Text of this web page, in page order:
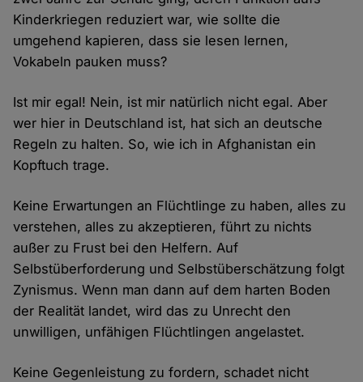
Kinderkriegen reduziert war, wie sollte die
umgehend kapieren, dass sie lesen lernen,
Vokabeln pauken muss?
Ist mir egal! Nein, ist mir natürlich nicht egal. Aber
wer hier in Deutschland ist, hat sich an deutsche
Regeln zu halten. So, wie ich in Afghanistan ein
Kopftuch trage.
Keine Erwartungen an Flüchtlinge zu haben, alles zu
verstehen, alles zu akzeptieren, führt zu nichts
außer zu Frust bei den Helfern. Auf
Selbstüberforderung und Selbstüberschätzung folgt
Zynismus. Wenn man dann auf dem harten Boden
der Realität landet, wird das zu Unrecht den
unwilligen, unfähigen Flüchtlingen angelastet.
Keine Gegenleistung zu fordern, schadet nicht